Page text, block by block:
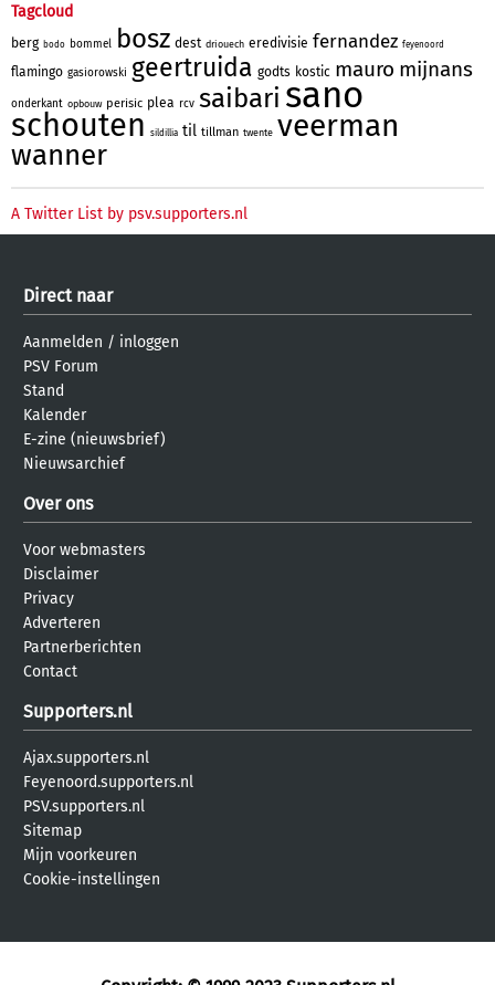
Tagcloud
berg bodo bommel bosz dest driouech eredivisie fernandez feyenoord
flamingo gasiorowski geertruida godts kostic mauro mijnans
onderkant opbouw perisic plea rcv saibari sano
schouten sildillia til tillman twente veerman
wanner
A Twitter List by psv.supporters.nl
Direct naar
Aanmelden / inloggen
PSV Forum
Stand
Kalender
E-zine (nieuwsbrief)
Nieuwsarchief
Over ons
Voor webmasters
Disclaimer
Privacy
Adverteren
Partnerberichten
Contact
Supporters.nl
Ajax.supporters.nl
Feyenoord.supporters.nl
PSV.supporters.nl
Sitemap
Mijn voorkeuren
Cookie-instellingen